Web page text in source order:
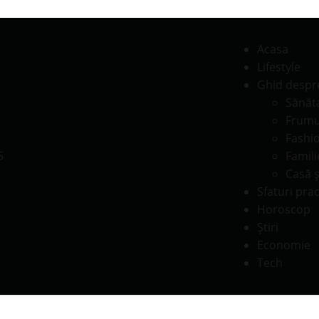
Acasa
Lifestyle
Ghid despre
Fashion
Casă
Sfaturi
Horoscop
Știri